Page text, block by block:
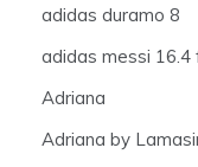
adidas duramo 8
adidas messi 16.4
Adriana
Adriana by